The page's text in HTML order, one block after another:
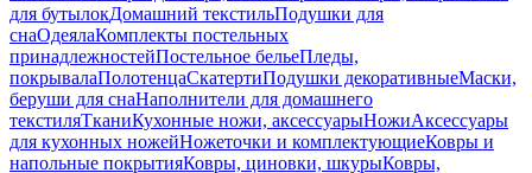
для бутылокДомашний текстильПодушки для
снаОдеялаКомплекты постельных
принадлежностейПостельное бельеПледы,
покрывалаПолотенцаСкатертиПодушки декоративныеМаски,
беруши для снаНаполнители для домашнего
текстиляТканиКухонные ножи, аксессуарыНожиАксессуары
для кухонных ножейНожеточки и комплектующиеКовры и
напольные покрытияКовры, циновки, шкурыКовры,